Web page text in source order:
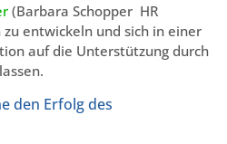
(Barbara Schopper HR
entwickeln und sich in einer
auf die Unterstützung durch
den Erfolg des